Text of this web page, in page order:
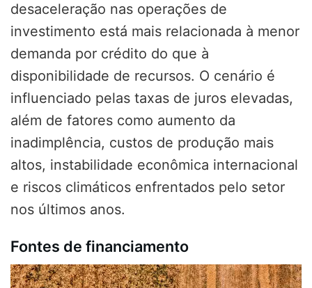
desaceleração nas operações de
investimento está mais relacionada à menor
demanda por crédito do que à
disponibilidade de recursos. O cenário é
influenciado pelas taxas de juros elevadas,
além de fatores como aumento da
inadimplência, custos de produção mais
altos, instabilidade econômica internacional
e riscos climáticos enfrentados pelo setor
nos últimos anos.
Fontes de financiamento